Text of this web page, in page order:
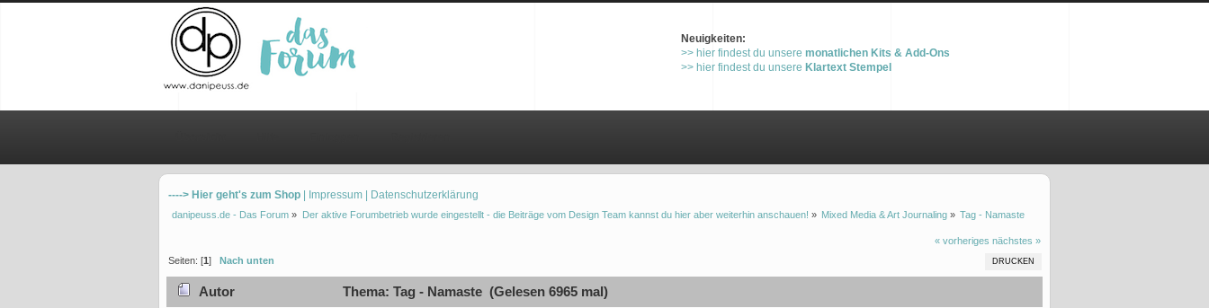
Neuigkeiten:
>> hier findest du unsere monatlichen Kits & Add-Ons
>> hier findest du unsere Klartext Stempel
----> Hier geht's zum Shop | Impressum | Datenschutzerklärung
danipeuss.de - Das Forum » Der aktive Forumbetrieb wurde eingestellt - die Beiträge vom Design Team kannst du hier aber weiterhin anschauen! » Mixed Media & Art Journaling» Tag - Namaste
« vorheriges nächstes »
DRUCKEN
Seiten: [1] Nach unten
Autor Thema: Tag - Namaste (Gelesen 6965 mal)